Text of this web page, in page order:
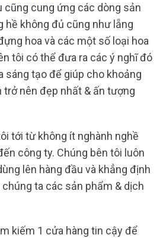
cũng cung ứng các dòng sản
hề không đủ cũng như lẵng
hoa và các một số loại hoa
tôi có thể đưa ra các ý nghĩ đó
sáng tạo để giúp cho khoảng
trở nên đẹp nhất & ấn tượng
tới từ không ít nghành nghề
công ty. Chúng bên tôi luôn
lên hàng đầu và khẳng định
ta các sản phẩm & dịch
kiếm 1 cửa hàng tin cậy để